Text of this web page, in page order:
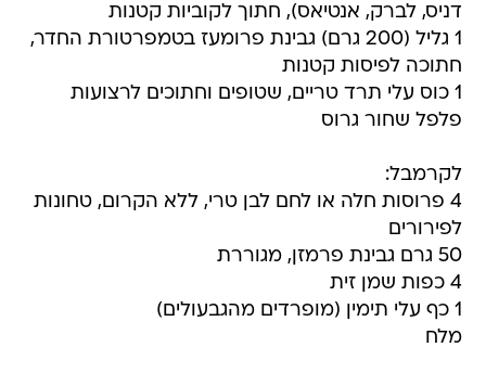
דניס, לברק, אנטיאס), חתוך לקוביות קטנות
1 גליל (200 גרם) גבינת פרומעז בטמפרטורת החדר,
חתוכה לפיסות קטנות
1 כוס עלי תרד טריים, שטופים וחתוכים לרצועות
פלפל שחור גרוס
לקרמבל:
4 פרוסות חלה או לחם לבן טרי, ללא הקרום, טחונות
לפירורים
50 גרם גבינת פרמזן, מגוררת
4 כפות שמן זית
1 כף עלי תימין (מופרדים מהגבעולים)
מלח